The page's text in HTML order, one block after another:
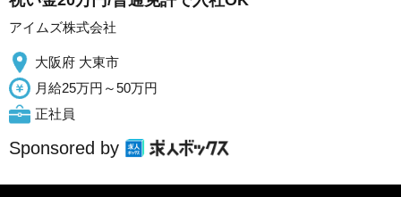
アイムズ株式会社
大阪府 大東市
月給25万円～50万円
正社員
Sponsored by